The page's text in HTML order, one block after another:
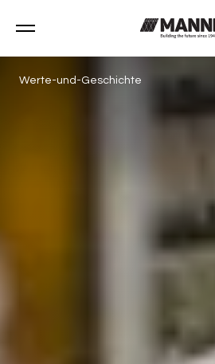
Werte-und-Geschichte